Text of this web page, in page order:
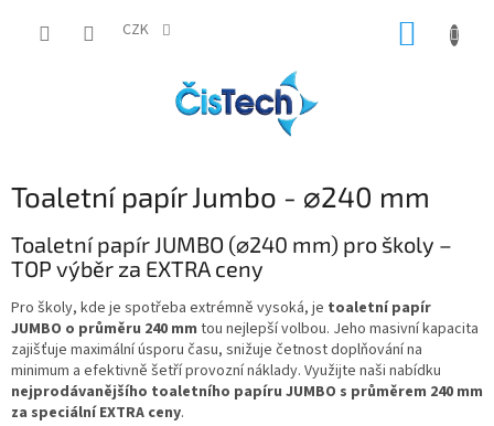
CZK
Toaletní papír Jumbo - ⌀240 mm
Toaletní papír JUMBO (⌀240 mm) pro školy –
TOP výběr za EXTRA ceny
Pro školy, kde je spotřeba extrémně vysoká, je toaletní papír
JUMBO o průměru 240 mm tou nejlepší volbou. Jeho masivní kapacita
zajišťuje maximální úsporu času, snižuje četnost doplňování na
minimum a efektivně šetří provozní náklady. Využijte naši nabídku
nejprodávanějšího toaletního papíru JUMBO s průměrem 240 mm
za speciální EXTRA ceny.